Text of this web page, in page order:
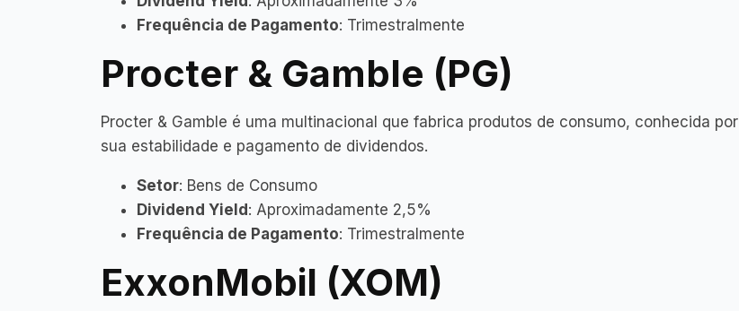
Frequência de Pagamento: Trimestralmente
Procter & Gamble (PG)
Procter & Gamble é uma multinacional que fabrica produtos de consumo, conhecida por
sua estabilidade e pagamento de dividendos.
Setor: Bens de Consumo
Dividend Yield : Aproximadamente 2,5%
Frequência de Pagamento: Trimestralmente
ExxonMobil (XOM)